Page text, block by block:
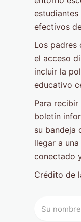
efectivos
Los padres
el acceso
incluir la
educativo
Para
boletín
su bandeja
llegar a
conectado
Crédito de